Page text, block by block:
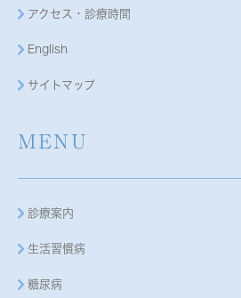
アクセス・診療時間
English
サイトマップ
MENU
診療案内
生活習慣病
糖尿病